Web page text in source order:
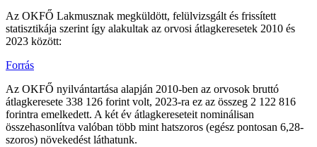
Az OKFŐ Lakmusznak megküldött, felülvizsgált és frissített
statisztikája szerint így alakultak az orvosi átlagkeresetek 2010 és
2023 között:
Forrás
Az OKFŐ nyilvántartása alapján 2010-ben az orvosok bruttó
átlagkeresete 338 126 forint volt, 2023-ra ez az összeg 2 122 816
forintra emelkedett. A két év átlagkereseteit nominálisan
összehasonlítva valóban több mint hatszoros (egész pontosan 6,28-
szoros) növekedést láthatunk.